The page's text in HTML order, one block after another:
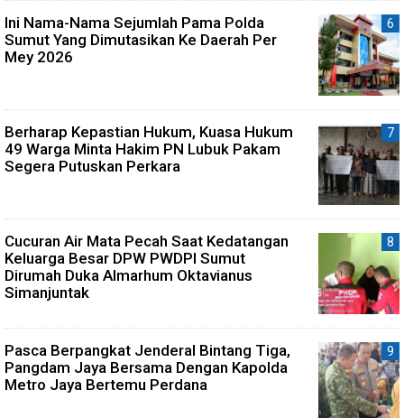
Ini Nama-Nama Sejumlah Pama Polda
Sumut Yang Dimutasikan Ke Daerah Per
Mey 2026
Berharap Kepastian Hukum, Kuasa Hukum
49 Warga Minta Hakim PN Lubuk Pakam
Segera Putuskan Perkara
Cucuran Air Mata Pecah Saat Kedatangan
Keluarga Besar DPW PWDPI Sumut
Dirumah Duka Almarhum Oktavianus
Simanjuntak
Pasca Berpangkat Jenderal Bintang Tiga,
Pangdam Jaya Bersama Dengan Kapolda
Metro Jaya Bertemu Perdana